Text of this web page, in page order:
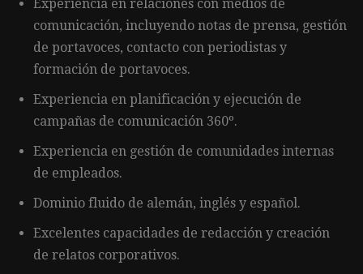
Experiencia en relaciones con medios de
comunicación, incluyendo notas de prensa, gestión
de portavoces, contacto con periodistas y
formación de portavoces.
Experiencia en planificación y ejecución de
campañas de comunicación 360º.
Experiencia en gestión de comunidades internas
de empleados.
Dominio fluido de alemán, inglés y español.
Excelentes capacidades de redacción y creación
de relatos corporativos.